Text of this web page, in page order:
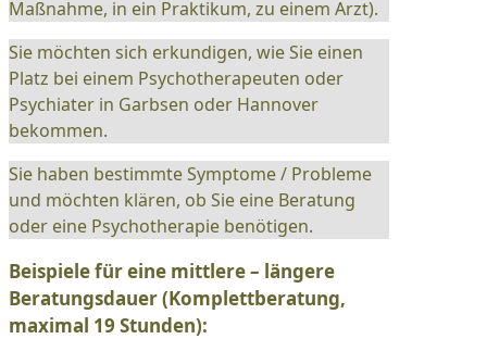
Maßnahme, in ein Praktikum, zu einem Arzt).
Sie möchten sich erkundigen, wie Sie einen
Platz bei einem Psychotherapeuten oder
Psychiater in Garbsen oder Hannover
bekommen.
Sie haben bestimmte Symptome / Probleme
und möchten klären, ob Sie eine Beratung
oder eine Psychotherapie benötigen.
Beispiele für eine mittlere – längere
Beratungsdauer (Komplettberatung,
maximal 19 Stunden):